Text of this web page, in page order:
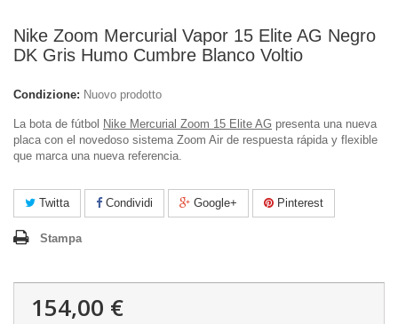
Nike Zoom Mercurial Vapor 15 Elite AG Negro
DK Gris Humo Cumbre Blanco Voltio
Condizione: Nuovo prodotto
La bota de fútbol Nike Mercurial Zoom 15 Elite AG presenta una nueva
placa con el novedoso sistema Zoom Air de respuesta rápida y flexible
que marca una nueva referencia.
Twitta Condividi Google+ Pinterest
Stampa
154,00 €